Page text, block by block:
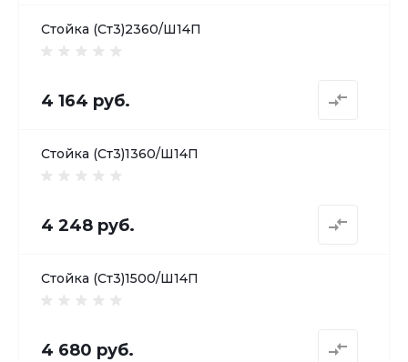
Стойка (Ст3)2360/Ш14П
4 164 руб.
Стойка (Ст3)1360/Ш14П
4 248 руб.
Стойка (Ст3)1500/Ш14П
4 680 руб.